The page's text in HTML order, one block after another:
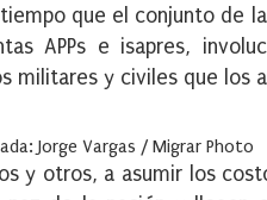
que el conjunto de
APPs e isapres,
militares y civiles que los
Jorge Vargas / Migrar Photo
y otros, a asumir los